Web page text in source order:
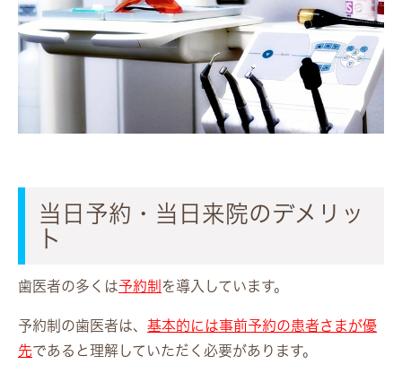
当日予約・当日来院のデメリッ
ト
歯医者の多くは予約制 を導入しています。
予約制の歯医者は、 基本的には事前予約の患者さまが優
先であると理解していただく必要があります。